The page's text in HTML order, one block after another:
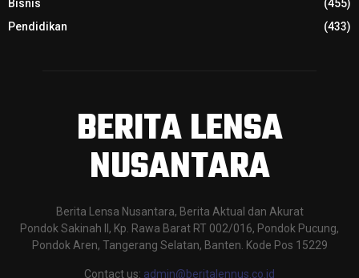
Bisnis
(455)
Pendidikan
(433)
BERITA LENSA
NUSANTARA
Berita Lensa Nusantara, Berita Aktual dan Akurat
Pondok Sakinah II, Kp. Rawa Barat RT 002/016, Pondok Pucung,
Pondok Aren, Tangerang Selatan, Banten. Kode Pos 15229
Contact us: admin@beritalennus.co.id